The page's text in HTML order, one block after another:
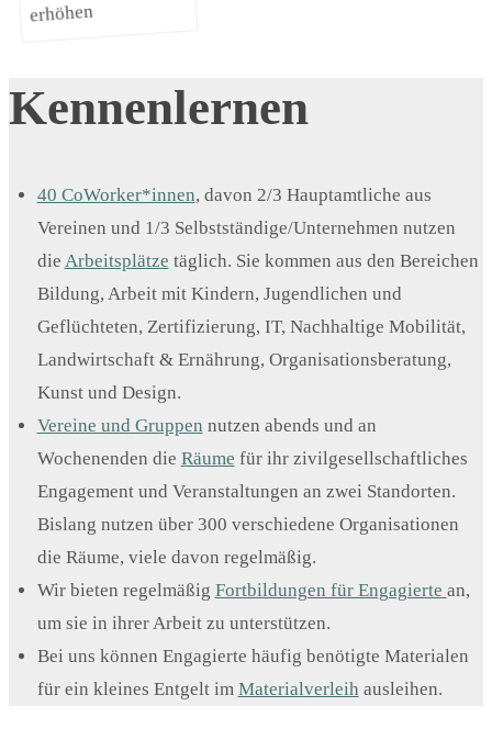
erhöhen
Kennenlernen
40 CoWorker*innen, davon 2/3 Hauptamtliche aus
Vereinen und 1/3 Selbstständige/Unternehmen nutzen
die Arbeitsplätze täglich. Sie kommen aus den Bereichen
Bildung, Arbeit mit Kindern, Jugendlichen und
Geflüchteten, Zertifizierung, IT, Nachhaltige Mobilität,
Landwirtschaft & Ernährung, Organisationsberatung,
Kunst und Design.
Vereine und Gruppen nutzen abends und an
Wochenenden die Räume für ihr zivilgesellschaftliches
Engagement und Veranstaltungen an zwei Standorten.
Bislang nutzen über 300 verschiedene Organisationen
die Räume, viele davon regelmäßig.
Wir bieten regelmäßig Fortbildungen für Engagierte an,
um sie in ihrer Arbeit zu unterstützen.
Bei uns können Engagierte häufig benötigte Materialen
für ein kleines Entgelt im Materialverleih ausleihen.